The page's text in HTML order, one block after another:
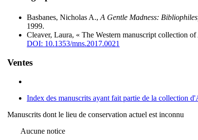
Basbanes, Nicholas A., A Gentle Madness:
1999.
Cleaver, Laura, « The Western manuscript collection
DOI: 10.1353/mns.2017.0021
Ventes
Index des manuscrits ayant fait partie de la collection
Manuscrits dont le lieu de conservation actuel est inconnu
Aucune notice